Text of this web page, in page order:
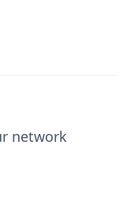
network